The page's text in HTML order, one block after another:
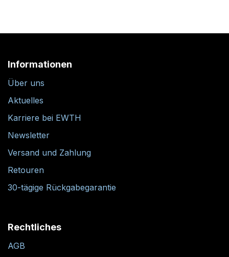
Informationen
Über uns
Aktuelles
Karriere bei EWTH
Newsletter
Versand und Zahlung
Retouren
30-tägige Rückgabegarantie
Rechtliches
AGB